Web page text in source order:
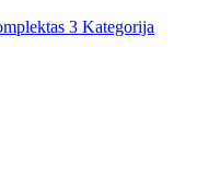
3 Kategorija